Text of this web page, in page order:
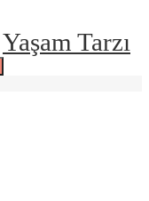
Yaşam Tarzı